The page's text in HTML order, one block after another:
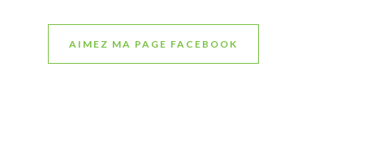
AIMEZ MA PAGE FACEBOOK